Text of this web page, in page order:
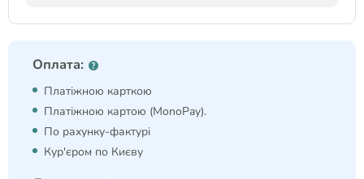
Оплата:
Платіжною карткою
Платіжною картою (MonoPay).
По рахунку-фактурі
Кур'єром по Києву